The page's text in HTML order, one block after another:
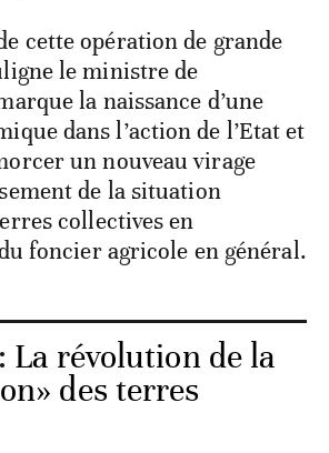
cette opération de grande
le ministre de
la naissance d’une
dans l’action de l’Etat et
un nouveau virage
de la situation
collectives en
foncier agricole en général.
La révolution de la
des terres